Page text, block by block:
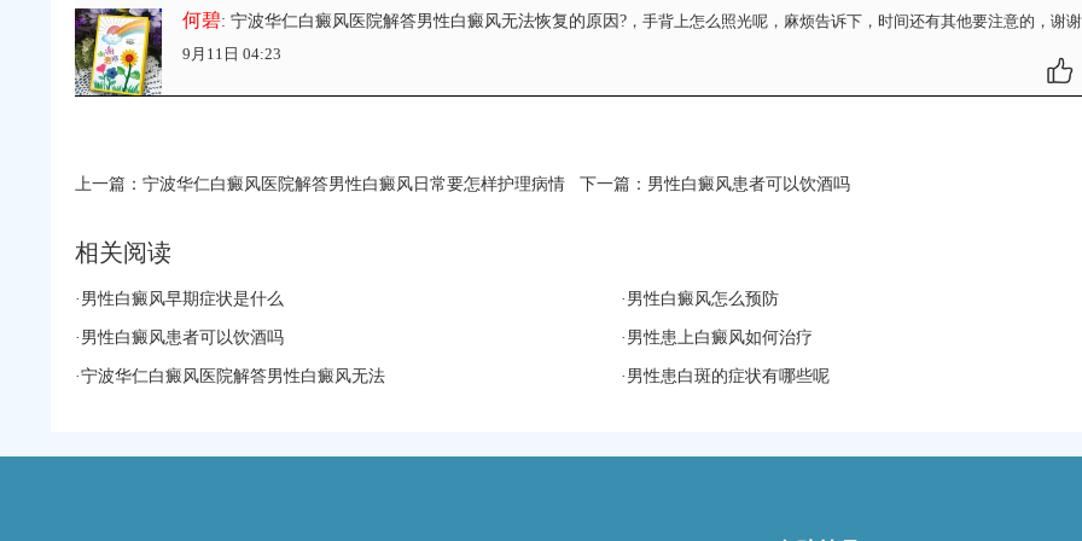
何碧: 宁波华仁白癜风医院解答男性白癜风无法恢复的原因?，手背上怎么照光呢，麻烦告诉下，时间还有其他要注意的，谢谢
9月11日 04:23
上一篇： 宁波华仁白癜风医院解答男性白癜风日常要怎样护理病情 下一篇： 男性白癜风患者可以饮酒吗
相关阅读
· 男性白癜风怎么预防
· 男性白癜风早期症状是什么
· 男性患上白癜风如何治疗
· 男性白癜风患者可以饮酒吗
· 男性患白斑的症状有哪些呢
·宁波华仁白癜风医院解答男性白癜风无法